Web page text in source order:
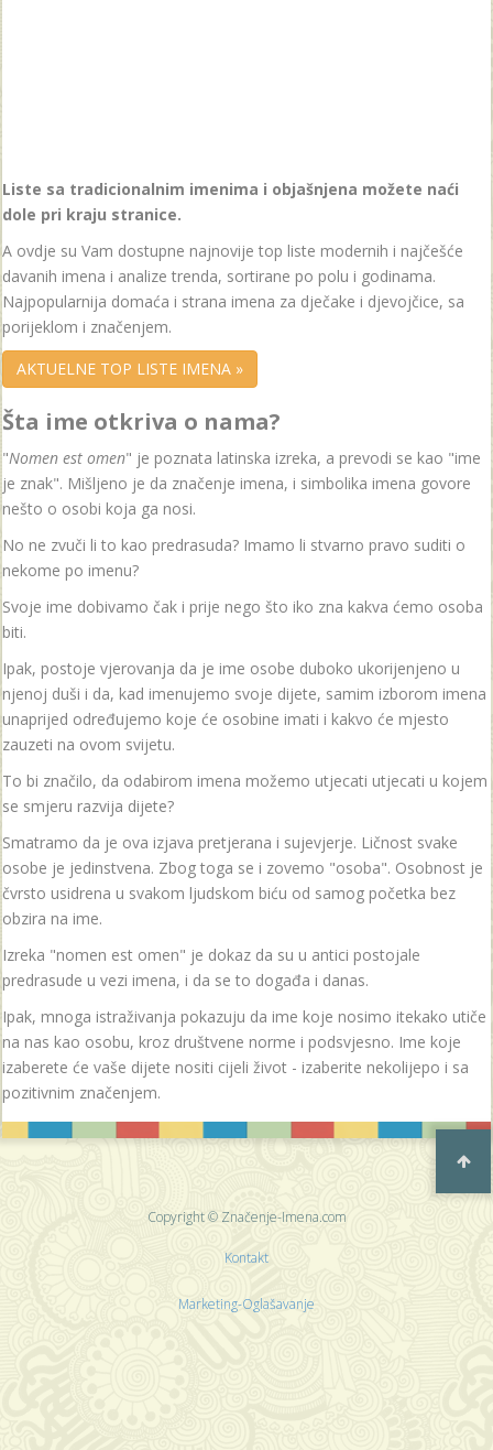
Liste sa tradicionalnim imenima i objašnjena možete naći
dole pri kraju stranice.
A ovdje su Vam dostupne najnovije top liste modernih i najčešće
davanih imena i analize trenda, sortirane po polu i godinama.
Najpopularnija domaća i strana imena za dječake i djevojčice, sa
porijeklom i značenjem.
AKTUELNE TOP LISTE IMENA »
Šta ime otkriva o nama?
"Nomen est omen" je poznata latinska izreka, a prevodi se kao "ime
je znak". Mišljeno je da značenje imena, i simbolika imena govore
nešto o osobi koja ga nosi.
No ne zvuči li to kao predrasuda? Imamo li stvarno pravo suditi o
nekome po imenu?
Svoje ime dobivamo čak i prije nego što iko zna kakva ćemo osoba
biti.
Ipak, postoje vjerovanja da je ime osobe duboko ukorijenjeno u
njenoj duši i da, kad imenujemo svoje dijete, samim izborom imena
unaprijed određujemo koje će osobine imati i kakvo će mjesto
zauzeti na ovom svijetu.
To bi značilo, da odabirom imena možemo utjecati utjecati u kojem
se smjeru razvija dijete?
Smatramo da je ova izjava pretjerana i sujevjerje. Ličnost svake
osobe je jedinstvena. Zbog toga se i zovemo "osoba". Osobnost je
čvrsto usidrena u svakom ljudskom biću od samog početka bez
obzira na ime.
Izreka "nomen est omen" je dokaz da su u antici postojale
predrasude u vezi imena, i da se to događa i danas.
Ipak, mnoga istraživanja pokazuju da ime koje nosimo itekako utiče
na nas kao osobu, kroz društvene norme i podsvjesno. Ime koje
izaberete će vaše dijete nositi cijeli život - izaberite nekolijepo i sa
pozitivnim značenjem.
Copyright © Značenje-Imena.com
Kontakt
Marketing-Oglašavanje